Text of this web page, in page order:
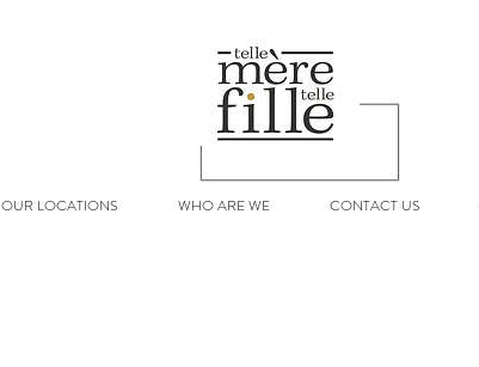
OUR LOCATIONS WHO ARE WE CONTACT US